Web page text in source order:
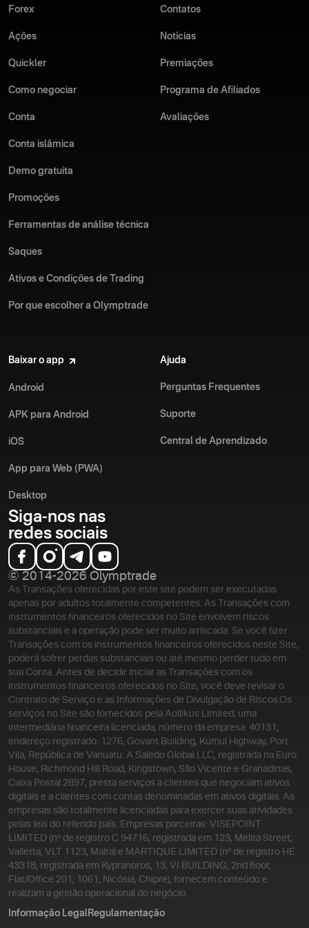
Forex
Ações
Quickler
Como negociar
Conta
Conta islâmica
Demo gratuita
Promoções
Ferramentas de análise técnica
Saques
Ativos e Condições de Trading
Por que escolher a Olymptrade
Contatos
Notícias
Premiações
Programa de Afiliados
Avaliações
Baixar o app
Android
APK para Android
iOS
App para Web (PWA)
Desktop
Ajuda
Perguntas Frequentes
Suporte
Central de Aprendizado
Siga-nos nas
redes sociais
© 2014-2026 Olymptrade
As Transações oferecidas por este site podem ser executadas
apenas por adultos totalmente competentes. As Transações com
instrumentos financeiros oferecidos no Site envolvem riscos
substanciais e a operação pode ser muito arriscada. Se você fizer
Transações com os instrumentos financeiros oferecidos neste Site,
poderá sofrer perdas substanciais ou até mesmo perder tudo em
sua Conta. Antes de decidir iniciar as Transações com os
instrumentos financeiros oferecidos no Site, você deve revisar o
Contrato de Serviço e as Informações de Divulgação de Riscos.Os
serviços no Site são fornecidos pela Aollikus Limited, uma
intermediária financeira licenciada, número da empresa: 40131,
endereço registrado: 1276, Govant Building, Kumul Highway, Port
Vila, República de Vanuatu. A Saledo Global LLC, registrada na Euro
House, Richmond Hill Road, Kingstown, São Vicente e Granadinas,
Caixa Postal 2897, presta serviços a clientes que negociam ativos
digitais e a clientes com contas denominadas em ativos digitais. As
empresas são totalmente licenciadas para exercer suas atividades
pelas leis do referido país. Empresas parceiras: VISEPOINT
LIMITED (nº de registro C 94716, registrada em 123, Melita Street,
Valletta, VLT 1123, Malta) e MARTIQUE LIMITED (nº de registro HE
43318, registrada em Kypranoros, 13, VI BUILDING, 2nd floor,
Flat/Office 201, 1061, Nicósia, Chipre), fornecem conteúdo e
realizam a gestão operacional do negócio.
Informação LegalRegulamentação